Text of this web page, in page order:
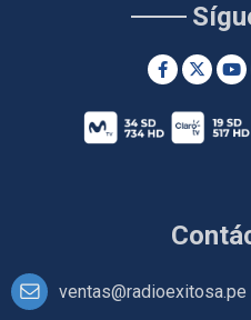
ventas@radioexitosa.pe